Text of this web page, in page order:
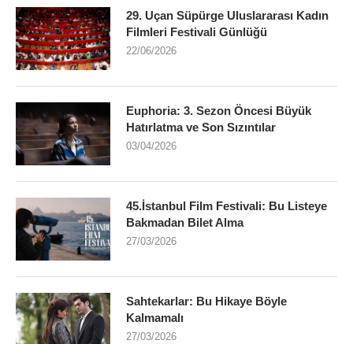
29. Uçan Süpürge Uluslararası Kadın
Filmleri Festivali Günlüğü
22/06/2026
Euphoria: 3. Sezon Öncesi Büyük
Hatırlatma ve Son Sızıntılar
03/04/2026
45.İstanbul Film Festivali: Bu Listeye
Bakmadan Bilet Alma
27/03/2026
Sahtekarlar: Bu Hikaye Böyle
Kalmamalı
27/03/2026